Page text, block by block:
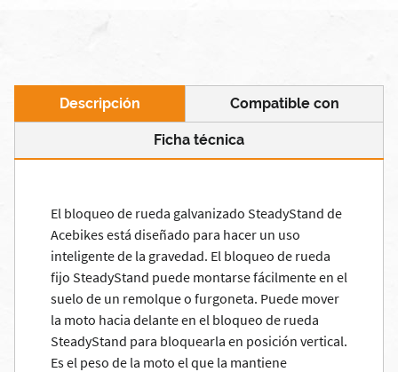
Descripción Compatible con
Ficha técnica
El bloqueo de rueda galvanizado SteadyStand de
Acebikes está diseñado para hacer un uso
inteligente de la gravedad. El bloqueo de rueda
fijo SteadyStand puede montarse fácilmente en el
suelo de un remolque o furgoneta. Puede mover
la moto hacia delante en el bloqueo de rueda
SteadyStand para bloquearla en posición vertical.
Es el peso de la moto el que la mantiene